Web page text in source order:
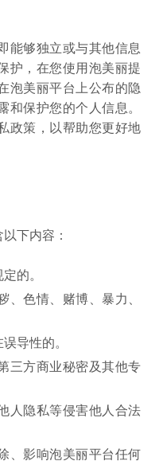
能够独立或与其他信息
护，在您使用泡美丽提
泡美丽平台上公布的隐
和保护您的个人信息。
政策，以帮助您更好地
下内容：
的。
、色情、赌博、暴力、
导性的。
三方商业秘密及其他专
人隐私等侵害他人合法
、影响泡美丽平台任何